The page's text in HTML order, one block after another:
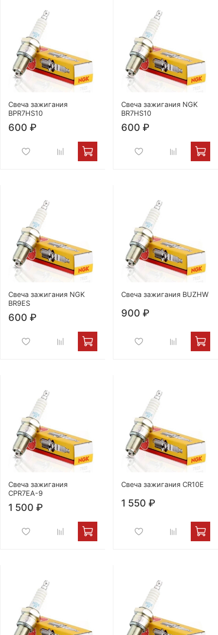
Свеча зажигания
BPR7HS10
600 ₽
Свеча зажигания NGK
BR7HS10
600 ₽
Свеча зажигания NGK
BR9ES
600 ₽
Свеча зажигания BUZHW
900 ₽
Свеча зажигания
CPR7EA-9
1 500 ₽
Свеча зажигания CR10E
1 550 ₽